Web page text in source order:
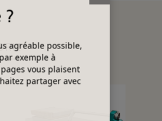
?
agréable possible,
exemple à
vous plaisent
partager avec